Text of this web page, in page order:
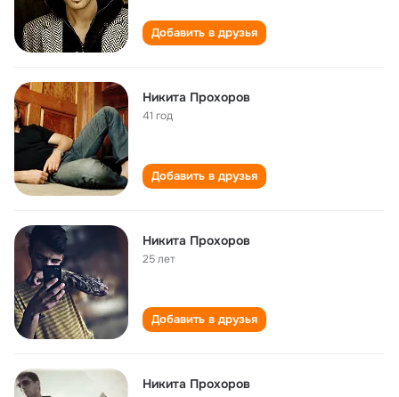
Добавить в друзья
Никита Прохоров
41 год
Добавить в друзья
Никита Прохоров
25 лет
Добавить в друзья
Никита Прохоров